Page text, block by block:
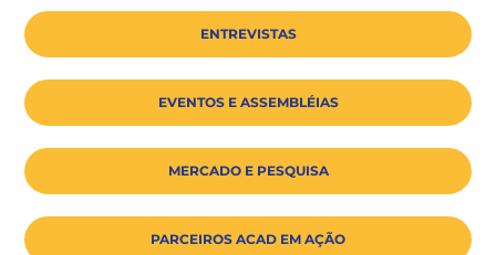
ENTREVISTAS
EVENTOS E ASSEMBLÉIAS
MERCADO E PESQUISA
PARCEIROS ACAD EM AÇÃO